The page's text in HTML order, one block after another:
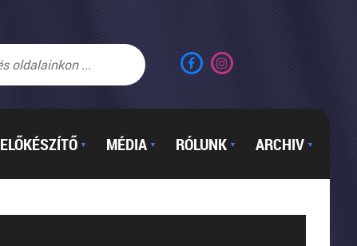
ELŐKÉSZÍTŐ ▼ MÉDIA ▼ RÓLUNK ▼ ARCHIV ▼